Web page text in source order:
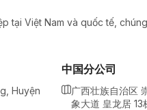
tại Việt Nam và quốc tế,
Huyện
中国分公司
广西壮族自治区
象大道 皇龙居 13